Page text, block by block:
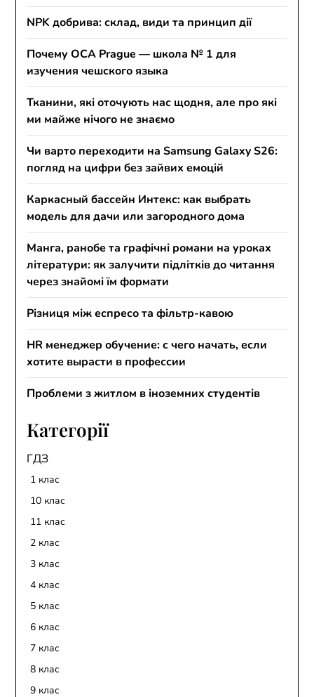
NPK добрива: склад, види та принцип дії
Почему OCA Prague — школа № 1 для
изучения чешского языка
Тканини, які оточують нас щодня, але про які
ми майже нічого не знаємо
Чи варто переходити на Samsung Galaxy S26:
погляд на цифри без зайвих емоцій
Каркасный бассейн Интекс: как выбрать
модель для дачи или загородного дома
Манга, ранобе та графічні романи на уроках
літератури: як залучити підлітків до читання
через знайомі їм формати
Різниця між еспресо та фільтр-кавою
HR менеджер обучение: с чего начать, если
хотите вырасти в профессии
Проблеми з житлом в іноземних студентів
Категорії
ГДЗ
1 клас
10 клас
11 клас
2 клас
3 клас
4 клас
5 клас
6 клас
7 клас
8 клас
9 клас